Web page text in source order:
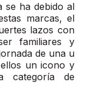
se ha debido al
marcas, el
lazos con
familiares y
de una u
un icono y
categoría de